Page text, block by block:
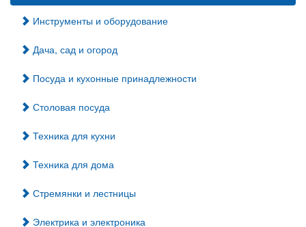
Инструменты и оборудование
Дача, сад и огород
Посуда и кухонные принадлежности
Столовая посуда
Техника для кухни
Техника для дома
Стремянки и лестницы
Электрика и электроника